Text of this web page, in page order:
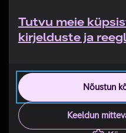
Tutvu meie
kirjelduste ja
Nõustun
Keeldun